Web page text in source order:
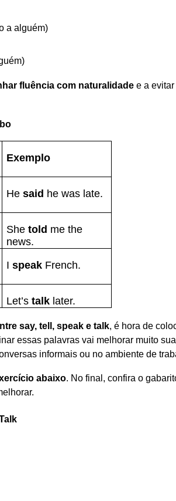
a alguém)
fluência com naturalidade e a
Exemplo
Hesaid he was late.
Shetold me the
news.
Ispeak French.
Let’stalk later.
say, tell, speak e talk, é hora de
essas palavras vai melhorar muito sua
informais ou no ambiente de
abaixo. No final, confira o